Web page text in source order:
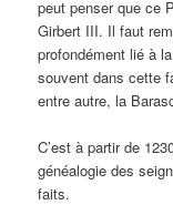
peut penser que ce
Girbert III. Il faut
profondément lié à
souvent dans cette
entre autre, la
C’est à partir de
généalogie des
faits.